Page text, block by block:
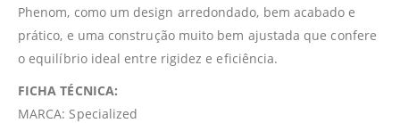
Phenom, como um design arredondado, bem acabado e
prático, e uma construção muito bem ajustada que confere
o equilíbrio ideal entre rigidez e eficiência.
FICHA TÉCNICA:
MARCA: Specialized